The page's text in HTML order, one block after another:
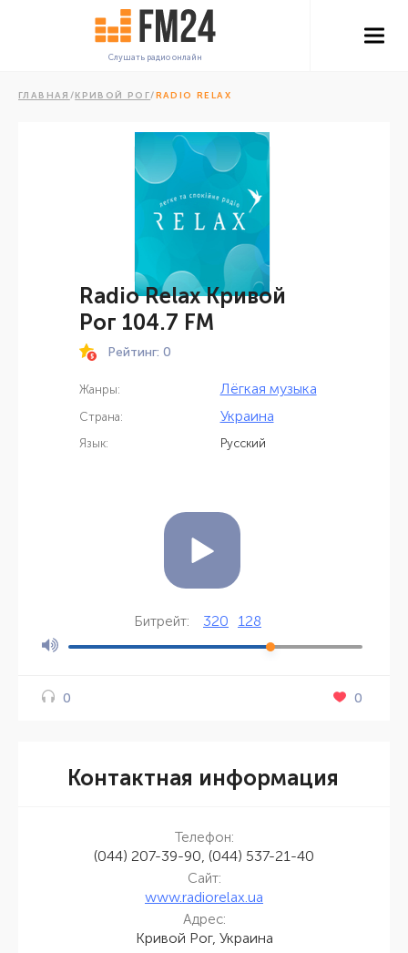
Слушать радио онлайн
ГЛАВНАЯ /КРИВОЙ РОГ/RADIO RELAX
Radio Relax Кривой
Рог 104.7 FM
Рейтинг: 0
Жанры: Лёгкая музыка
Страна: Украина
Язык: Русский
Битрейт: 320 128
0 0
Контактная информация
Телефон:
(044) 207-39-90, (044) 537-21-40
Сайт:
www.radiorelax.ua
Адрес:
Кривой Рог, Украина